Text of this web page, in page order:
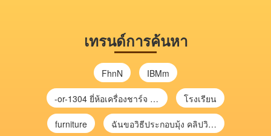
เทรนด์การค้นหา
FhnN IBMm
-or-1304 ยี่ห้อเครื่องชาร์จ chargecore โรงเรียน
furniture ฉันขอวิธีประกอบมุ้ง คลิปวิดีโอ การประกอบมุ้ง